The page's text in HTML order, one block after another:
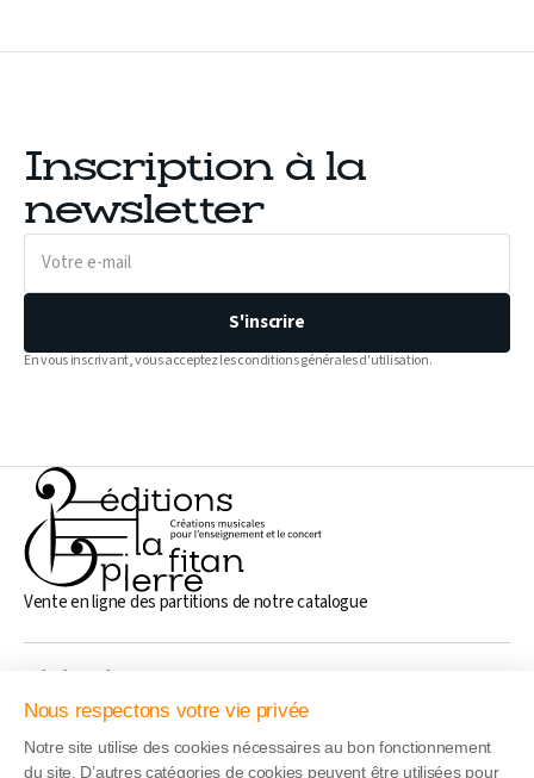
Nous respectons votre vie privée
Notre site utilise des cookies nécessaires au bon fonctionnement
du site. D’autres catégories de cookies peuvent être utilisées pour
Inscription à la
newsletter
Votre
mail
S'inscrire
En vous inscrivant, vous acceptez les conditions générales d'utilisation.
Vente en ligne des partitions de notre catalogue
Généralités
Liens rapide